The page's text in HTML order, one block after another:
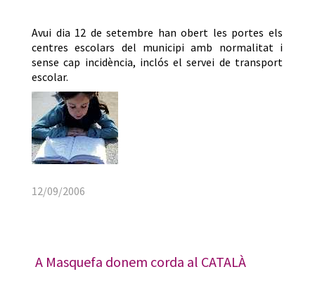
Avui dia 12 de setembre han obert les portes els
centres escolars del municipi amb normalitat i
sense cap incidència, inclós el servei de transport
escolar.
12/09/2006
A Masquefa donem corda al CATALÀ